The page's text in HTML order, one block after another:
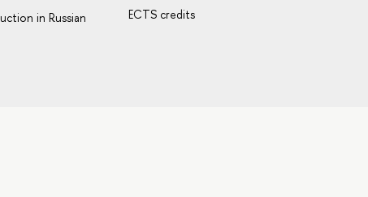
in Russian ECTS credits